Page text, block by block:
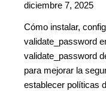
diciembre 7, 2025
Cómo instalar,
validate_password
validate_password
para mejorar la
establecer políticas